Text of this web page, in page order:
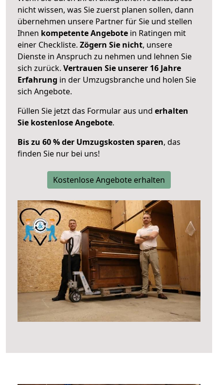
nicht wissen, was Sie zuerst planen sollen, dann
übernehmen unsere Partner für Sie und stellen
Ihnen kompetente Angebote in Ratingen mit
einer Checkliste. Zögern Sie nicht, unsere
Dienste in Anspruch zu nehmen und lehnen Sie
sich zurück. Vertrauen Sie unserer 16 Jahre
Erfahrung in der Umzugsbranche und holen Sie
sich Angebote.
Füllen Sie jetzt das Formular aus und erhalten
Sie kostenlose Angebote.
Bis zu 60 % der Umzugskosten sparen, das
finden Sie nur bei uns!
Kostenlose Angebote erhalten